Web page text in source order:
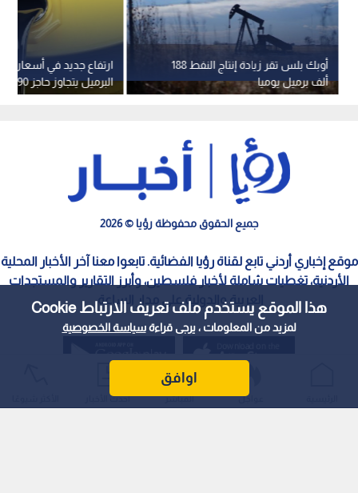
هذا الموقع يستخدم ملف تعريف الارتباط Cookie
لمزيد من المعلومات ، يرجى قراءةسياسة الخصوصية
اوافق
ارتفاع جديد في أسعار
البرميل يتجاوز حاجز 90 دولارا
أوبك بلس تقر زيادة إنتاج النفط 188
ألف برميل يوميا
جميع الحقوق محفوظة رؤيا © 2026
موقع إخباري أردني تابع لقناة رؤيا الفضائية. تابعوا معنا آخر الأخبار المحلية
الأردنية، تغطيات شاملة لأخبار فلسطين، وأبرز التقارير والمستجدات
العربية والدولية على مدار الساعة.
عواجل المباشر أحدث الأخبار